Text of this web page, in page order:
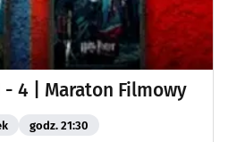
- 4 | Maraton Filmowy
godz. 21:30